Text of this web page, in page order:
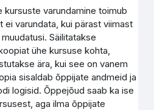
kursuste varundamine toimub
ei varundata, kui pärast viimast
Säilitatakse
ühe kursuse kohta,
ära, kui see on vanem
sisaldab õppijate andmeid ja
logisid. Õppejõud saab ka ise
aga ilma õppijate